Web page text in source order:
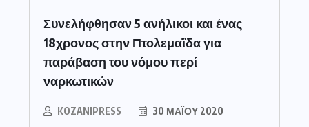
Συνελήφθησαν 5 ανήλικοι και ένας
18χρονος στην Πτολεμαΐδα για
παράβαση του νόμου περί
ναρκωτικών
KOZANIPRESS 30 ΜΑΪ́ΟΥ 2020